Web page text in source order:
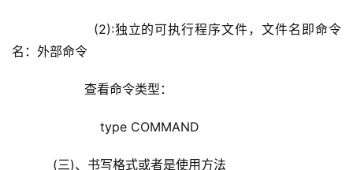
(2):独立的可执行程序文件，文件名即命令
名：外部命令
查看命令类型：
type COMMAND
(三)、书写格式或者是使用方法